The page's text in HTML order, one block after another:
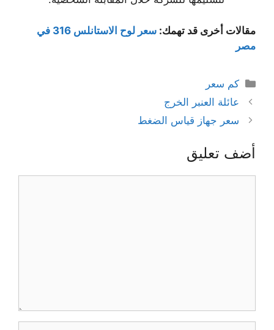
مقالات أخرى قد تهمك:
سعر لوح الاستانلس 316 في
مصر
التصنيفات
كم سعر
عائلة العنبر الخرج
سعر جهاز قياس الضغط
أضف تعليق